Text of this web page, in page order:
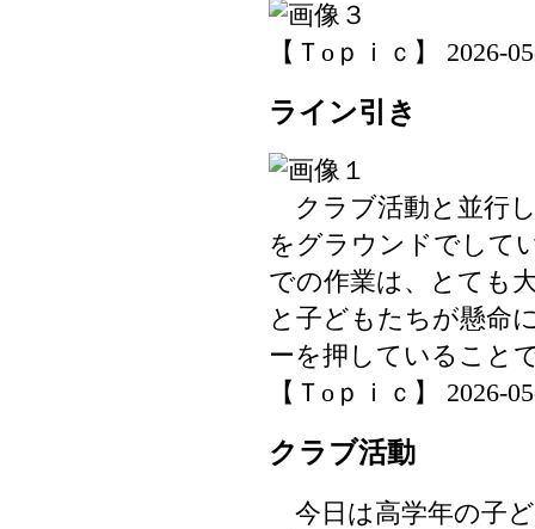
【Ｔoｐｉｃ】 2026-
ライン引き
クラブ活動と並行
をグラウンドでして
での作業は、とても
と子どもたちが懸命
ーを押していること
【Ｔoｐｉｃ】 2026-
クラブ活動
今日は高学年の子